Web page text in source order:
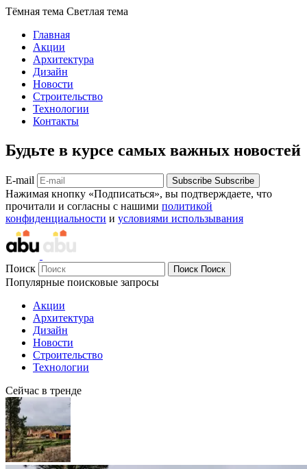
Тёмная тема Светлая тема
Главная
Акции
Архитектура
Дизайн
Новости
Строительство
Технологии
Контакты
Будьте в курсе самых важных новостей
E-mail Subscribe Subscribe
Нажимая кнопку «Подписаться», вы подтверждаете, что
прочитали и согласны с нашими политикой
конфиденциальности и условиями использывания
Поиск Поиск Поиск
Популярные поисковые запросы
Акции
Архитектура
Дизайн
Новости
Строительство
Технологии
Сейчас в тренде